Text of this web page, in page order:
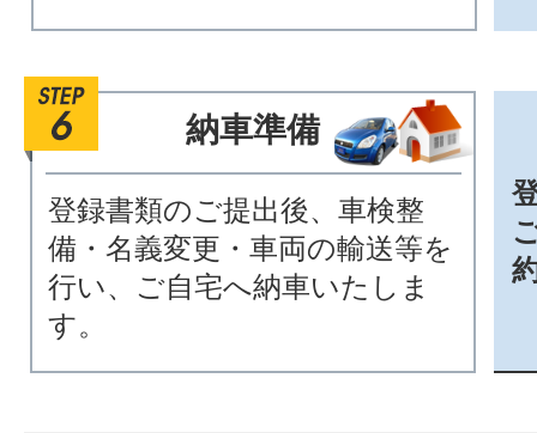
納車準備
登録書類のご提出後、車検整
備・名義変更・車両の輸送等を
行い、ご自宅へ納車いたしま
す。